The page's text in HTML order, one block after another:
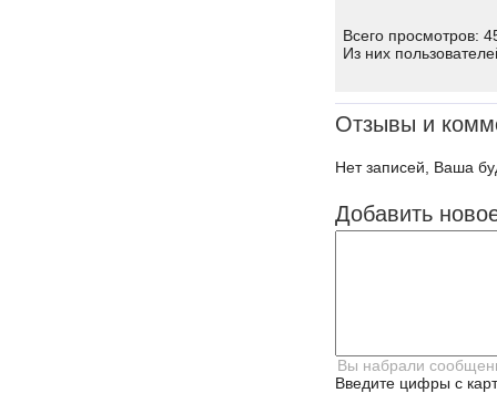
Всего просмотров:
Из них
Отзывы и
Нет записей, Ваша
Добавить
Введите цифры с